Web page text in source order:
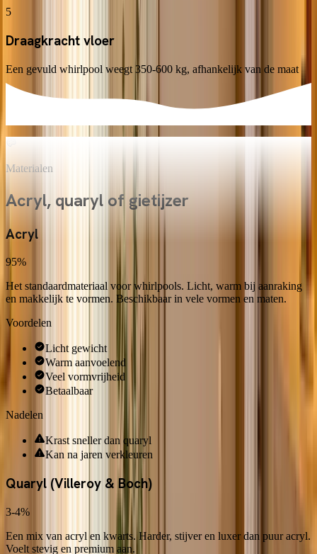
5
Draagkracht vloer
Een gevuld whirlpool weegt 350-600 kg, afhankelijk van de maat
Materialen
Acryl, quaryl of gietijzer
Acryl
95%
Het standaardmateriaal voor whirlpools. Licht, warm bij aanraking
en makkelijk te vormen. Beschikbaar in vele vormen en maten.
Voordelen
Licht gewicht
Warm aanvoelend
Veel vormvrijheid
Betaalbaar
Nadelen
Krast sneller dan quaryl
Kan na jaren verkleuren
Quaryl (Villeroy & Boch)
3-4%
Een mix van acryl en kwarts. Harder, stijver en luxer dan puur acryl.
Voelt stevig en premium aan.